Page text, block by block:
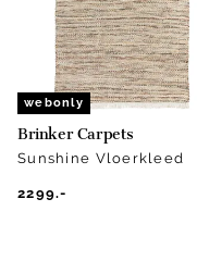
webonly
Brinker Carpets
Sunshine Vloerkleed
2299.-